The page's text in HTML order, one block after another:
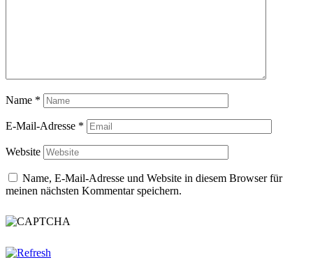
Name *
E-Mail-Adresse *
Website
Name, E-Mail-Adresse und Website in diesem Browser für
meinen nächsten Kommentar speichern.